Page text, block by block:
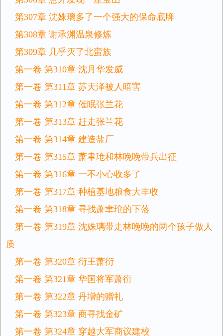
第307章 沈姝璃多了一个强大的保命底牌
第308章 谢承渊温泉修炼
第309章 几乎灭了北蛮族
第一卷 第310章 沈月华发威
第一卷 第311章 苏天泽被人暗害
第一卷 第312章 催眠张兰花
第一卷 第313章 赶走张兰花
第一卷 第314章 建造盐厂
第一卷 第315章 萧聿玱和林晚晚带兵出征
第一卷 第316章 一不小心收多了
第一卷 第317章 种植基地粮食大丰收
第一卷 第318章 寻找萧聿玱的下落
第一卷 第319章 沈姝璃带走林晚晚的两个孩子做人
质
第一卷 第320章 衍王萧衍
第一卷 第321章 华国将军萧衍
第一卷 第322章 丹增的赠礼
第一卷 第323章 商寻找金矿
第一卷 第324章 穿越大军商议建校